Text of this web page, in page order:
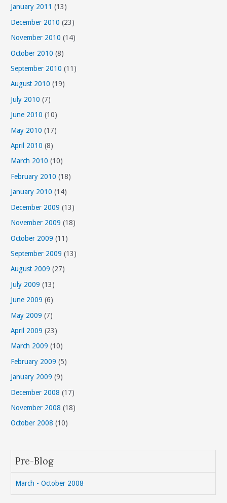
January 2011 (13)
December 2010 (23)
November 2010 (14)
October 2010 (8)
September 2010 (11)
August 2010 (19)
July 2010 (7)
June 2010 (10)
May 2010 (17)
April 2010 (8)
March 2010 (10)
February 2010 (18)
January 2010 (14)
December 2009 (13)
November 2009 (18)
October 2009 (11)
September 2009 (13)
August 2009 (27)
July 2009 (13)
June 2009 (6)
May 2009 (7)
April 2009 (23)
March 2009 (10)
February 2009 (5)
January 2009 (9)
December 2008 (17)
November 2008 (18)
October 2008 (10)
Pre-Blog
March - October 2008